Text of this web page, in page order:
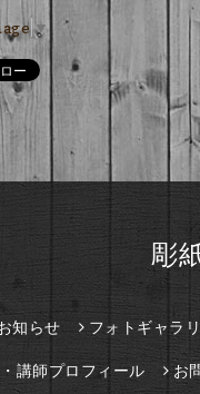
▼
彫
知らせ フォトギャラ
講師プロフィール お